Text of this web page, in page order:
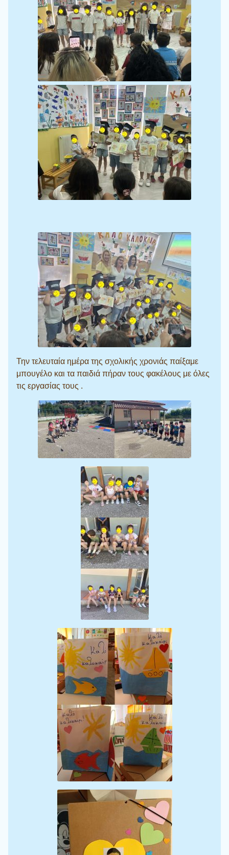
Την τελευταία ημέρα της σχολικής χρονιάς παίξαμε
μπουγέλο και τα παιδιά πήραν τους φακέλους με όλες
τις εργασίας τους .